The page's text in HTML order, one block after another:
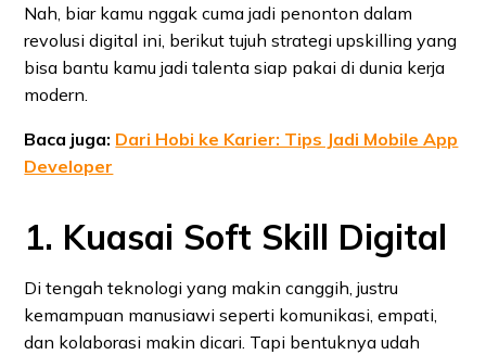
Nah, biar kamu nggak cuma jadi penonton dalam
revolusi digital ini, berikut tujuh strategi upskilling yang
bisa bantu kamu jadi talenta siap pakai di dunia kerja
modern.
Baca juga: Dari Hobi ke Karier: Tips Jadi Mobile App
Developer
1. Kuasai Soft Skill Digital
Di tengah teknologi yang makin canggih, justru
kemampuan manusiawi seperti komunikasi, empati,
dan kolaborasi makin dicari. Tapi bentuknya udah